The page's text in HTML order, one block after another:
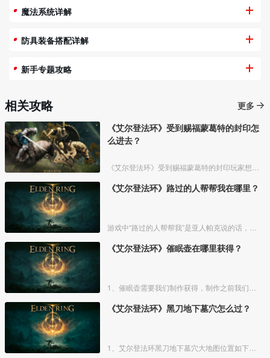
魔法系统详解
防具装备搭配详解
新手专题攻略
相关攻略
更多
《艾尔登法环》受到赐福蒙葛特的封印怎
么进去？
《艾尔登法环》路过的人帮帮我在哪里？
《艾尔登法环》催眠壶在哪里获得？
《艾尔登法环》黑刀地下墓穴怎么过？